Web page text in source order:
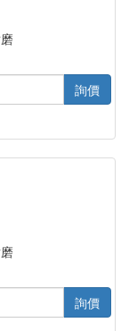
詢價
詢價